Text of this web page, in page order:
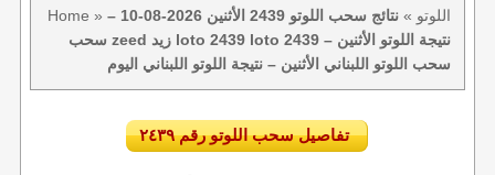
Home » اللوتو »
نتائج سحب اللوتو 2439 الأثنين 2026-08-10 –
سحب zeed زيد loto 2439 loto 2439 نتيجة اللوتو الأثنين –
سحب اللوتو اللبناني الأثنين – نتيجة اللوتو اللبناني اليوم
تفاصيل سحب اللوتو رقم ٢٤٣٩